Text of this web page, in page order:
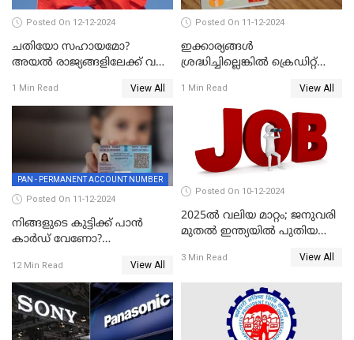
Posted On 12-12-2024
ചതിയോ സഹായമോ?
അയൽ രാജ്യങ്ങളിലേക്ക് വൻ
ചൈന
1 Min Read View All
Posted On 11-12-2024
ഇക്കാര്യങ്ങൾ
ശ്രദ്ധിച്ചില്ലെങ്കിൽ ക്രെഡിറ്റ്
1 Min Read View All
PAN - PERMANENT ACCOUNT NUMBER
Posted On 11-12-2024
നിങ്ങളുടെ കുട്ടിക്ക് പാൻ
കാർഡ് വേണോ?
എങ്ങനെയാണെന്ന് നോക്കാം
12 Min Read View All
Posted On 10-12-2024
2025ൽ വലിയ മാറ്റം; ജനുവരി
മുതൽ ഇന്ത്യയിൽ പുതിയ
3 Min Read View All